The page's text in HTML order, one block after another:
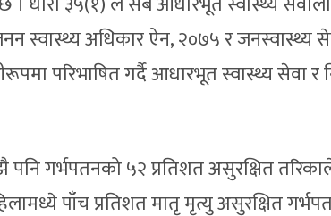
स्वास्थ्य अधिकार ऐन, २०७५ र जनस्वास्थ्य
परिभाषित गर्दै आधारभूत स्वास्थ्य सेवा र
गर्भपतनको ५२ प्रतिशत असुरक्षित
पाँच प्रतिशत मातृ मृत्यु असुरक्षित